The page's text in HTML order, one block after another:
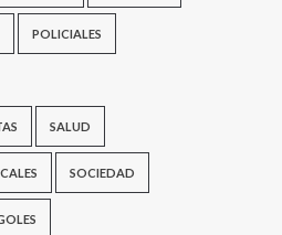
POLICIALES
SALUD
SOCIEDAD